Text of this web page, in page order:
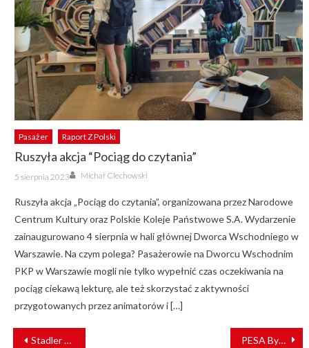
Pasażer Raport Z Polski
Ruszyła akcja “Pociąg do czytania”
Posted
on
5 sierpnia 2023 Author
Michał Ciechowski
Ruszyła akcja „Pociąg do czytania”, organizowana przez Narodowe
Centrum Kultury oraz Polskie Koleje Państwowe S.A. Wydarzenie
zainaugurowano 4 sierpnia w hali głównej Dworca Wschodniego w
Warszawie. Na czym polega? Pasażerowie na Dworcu Wschodnim
PKP w Warszawie mogli nie tylko wypełnić czas oczekiwania na
pociąg ciekawą lekturę, ale też skorzystać z aktywności
przygotowanych przez animatorów i […]
NAWIGACJA
Stadler wchodzi na azjatycki rynek metra PESA Bydgoszcz doceniona w Częstochowie [FILM]